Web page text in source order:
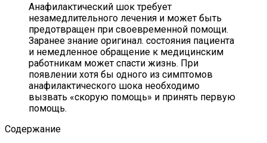
Анафилактический шок требует
незамедлительного лечения и может быть
предотвращен при своевременной помощи.
Заранее знание оригинал. состояния пациента
и немедленное обращение к медицинским
работникам может спасти жизнь. При
появлении хотя бы одного из симптомов
анафилактического шока необходимо
вызвать «скорую помощь» и принять первую
помощь.
Содержание